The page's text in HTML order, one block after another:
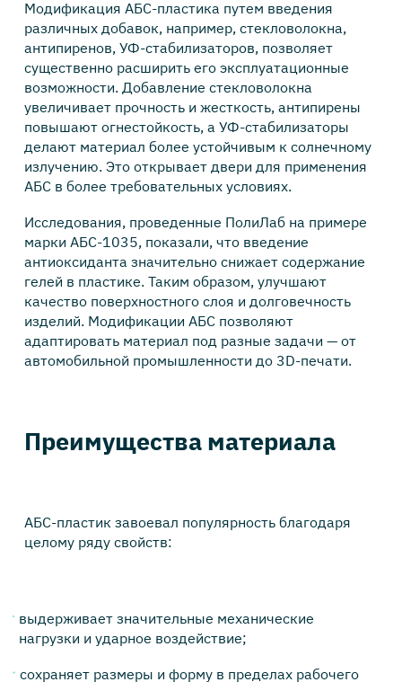
Модификация АБС-пластика путем введения
различных добавок, например, стекловолокна,
антипиренов, УФ-стабилизаторов, позволяет
существенно расширить его эксплуатационные
возможности. Добавление стекловолокна
увеличивает прочность и жесткость, антипирены
повышают огнестойкость, а УФ-стабилизаторы
делают материал более устойчивым к солнечному
излучению. Это открывает двери для применения
АБС в более требовательных условиях.
Исследования, проведенные ПолиЛаб на примере
марки АБС-1035, показали, что введение
антиоксиданта значительно снижает содержание
гелей в пластике. Таким образом, улучшают
качество поверхностного слоя и долговечность
изделий. Модификации АБС позволяют
адаптировать материал под разные задачи — от
автомобильной промышленности до 3D-печати.
Преимущества материала
АБС-пластик завоевал популярность благодаря
целому ряду свойств:
выдерживает значительные механические
нагрузки и ударное воздействие;
сохраняет размеры и форму в пределах рабочего